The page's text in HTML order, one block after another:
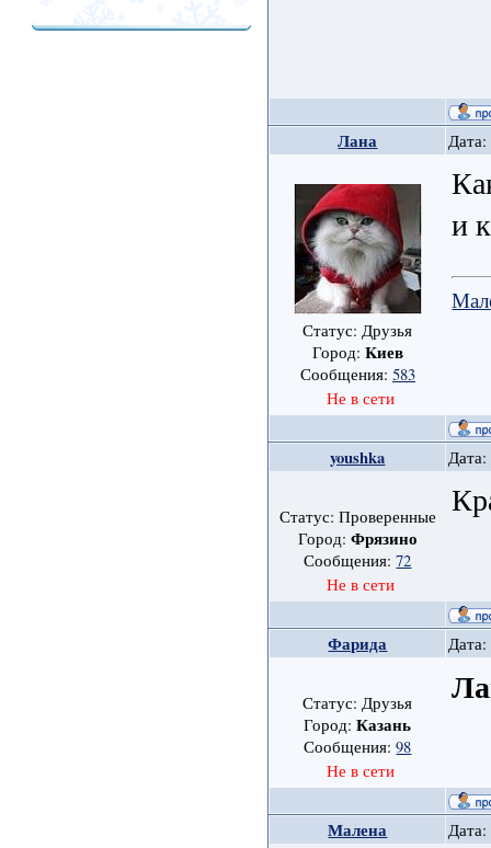
Лана
Статус: Друзья
Город: Kиев
Сообщения: 583
Не в сети
и
youshka
Статус: Проверенные
Город: Фрязино
Сообщения:72
Не в сети
Фарида Дата:
Статус: Друзья
Город:Казань
Сообщения:98
Не в сети
Малена Дата: